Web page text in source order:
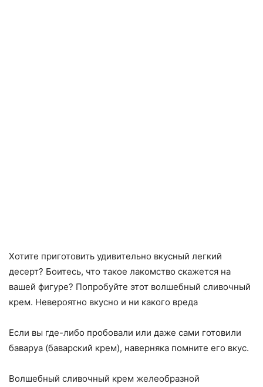
Хотите приготовить удивительно вкусный легкий
десерт? Боитесь, что такое лакомство скажется на
вашей фигуре? Попробуйте этот волшебный сливочный
крем. Невероятно вкусно и ни какого вреда
Если вы где-либо пробовали или даже сами готовили
баваруа (баварский крем), наверняка помните его вкус.
Волшебный сливочный крем желеобразной